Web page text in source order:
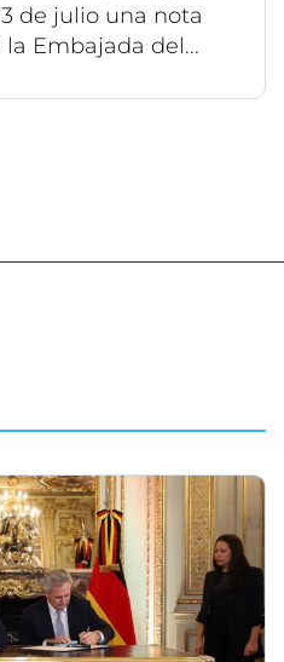
de julio una nota
Embajada del...